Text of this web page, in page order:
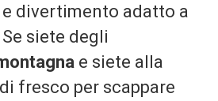
divertimento adatto a
Se siete degli
e siete alla
fresco per scappare